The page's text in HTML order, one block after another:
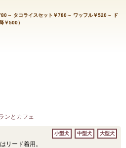
～ タコライスセット￥780～ ワッフル￥520～ ド
￥500）
ンとカフェ
リード着用。
小型犬 中型犬 大型犬